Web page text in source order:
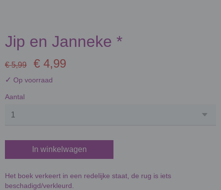
Jip en Janneke *
€ 5,99 € 4,99
✓ Op voorraad
Aantal
In winkelwagen
Het boek verkeert in een redelijke staat, de rug is iets
beschadigd/verkleurd.